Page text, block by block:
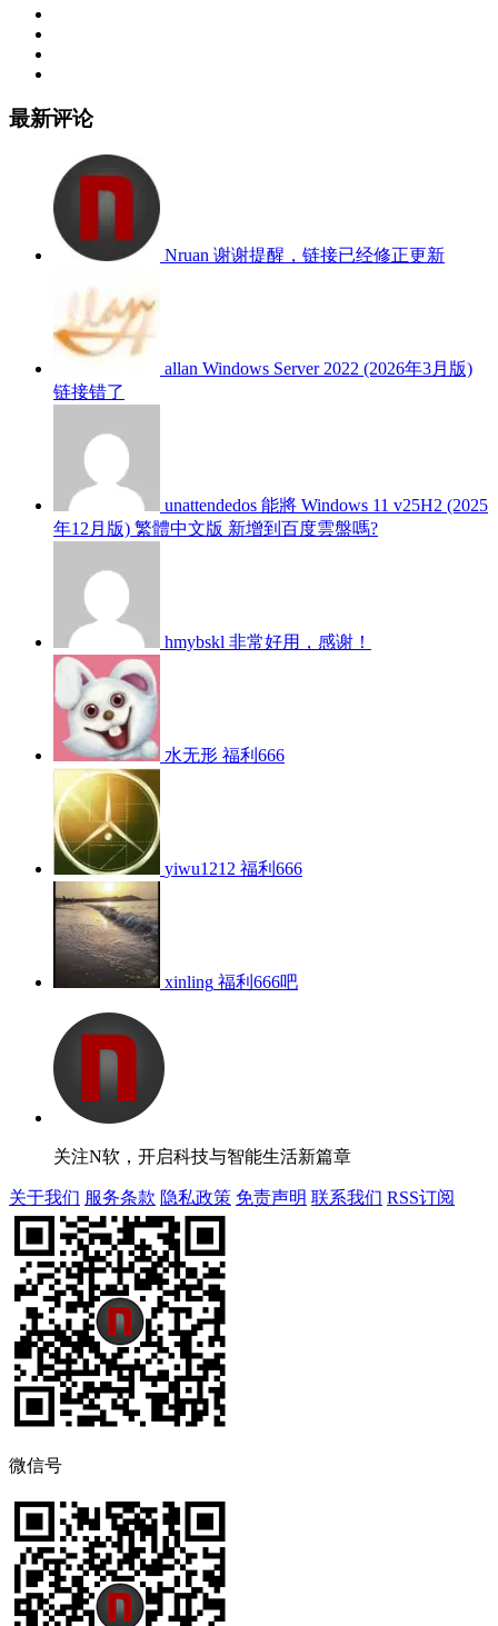
最新评论
Nruan 谢谢提醒，链接已经修正更新
allan Windows Server 2022 (2026年3月版)
链接错了
unattendedos 能將 Windows 11 v25H2 (2025
年12月版) 繁體中文版 新增到百度雲盤嗎?
hmybskl 非常好用，感谢！
水无形 福利666
yiwu1212 福利666
xinling 福利666吧
关注N软，开启科技与智能生活新篇章
关于我们 服务条款 隐私政策 免责声明 联系我们 RSS订阅
微信号